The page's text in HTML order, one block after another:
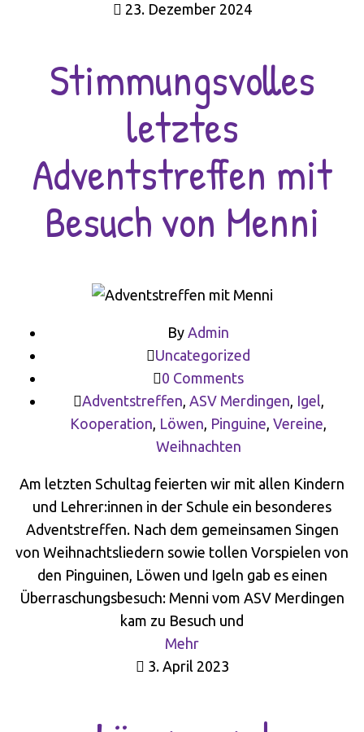
23. Dezember 2024
Stimmungsvolles
letztes
Adventstreffen mit
Besuch von Menni
By Admin
Uncategorized
0 Comments
Adventstreffen ASV Merdingen Igel
Kooperation Löwen Pinguine Vereine
Weihnachten
Am letzten Schultag feierten wir mit allen Kindern
und Lehrer:innen in der Schule ein besonderes
Adventstreffen. Nach dem gemeinsamen Singen
von Weihnachtsliedern sowie tollen Vorspielen von
den Pinguinen, Löwen und Igeln gab es einen
Überraschungsbesuch: Menni vom ASV Merdingen
kam zu Besuch und
Mehr
3. April 2023